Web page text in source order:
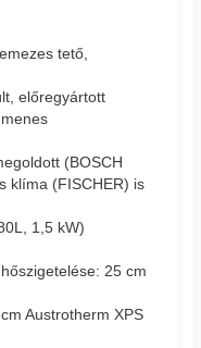
tető,
előregyártott
(BOSCH
klíma (FISCHER) is
1,5 kW)
25 cm
Austrotherm XPS